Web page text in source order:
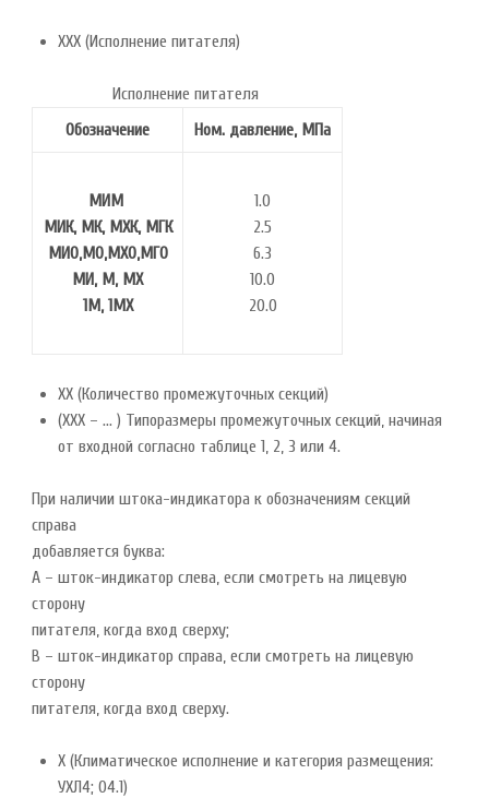
ХХХ (Исполнение питателя)
Исполнение питателя
Обозначение
Ном. давление, МПа
МИМ
МИК, МК, МХК, МГК
МИО,МО,МХО,МГО
МИ, М, МХ
1М, 1МХ
1.0
2.5
6.3
10.0
20.0
ХХ (Количество промежуточных секций)
(ХХХ – ... ) Типоразмеры промежуточных секций, начиная
от входной согласно таблице 1, 2, 3 или 4.
При наличии штока-индикатора к обозначениям секций
справа
добавляется буква:
А – шток-индикатор слева, если смотреть на лицевую
сторону
питателя, когда вход сверху;
В – шток-индикатор справа, если смотреть на лицевую
сторону
питателя, когда вход сверху.
Х (Климатическое исполнение и категория размещения:
УХЛ4; О4.1)